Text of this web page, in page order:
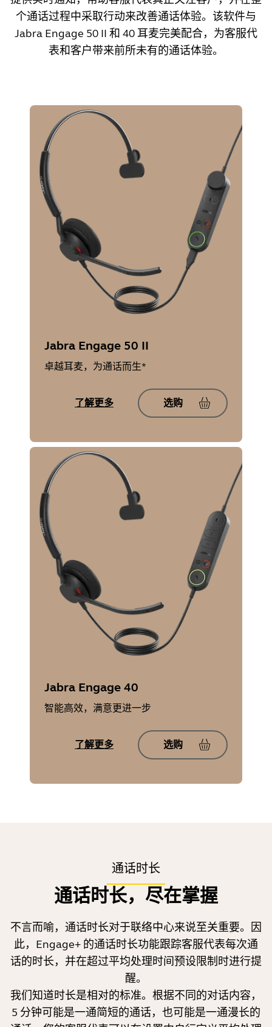
个通话过程中采取行动来改善通话体验。该软件与
Jabra Engage 50 II 和 40 耳麦完美配合，为客服代
表和客户带来前所未有的通话体验。
Jabra Engage 50 II
卓越耳麦，为通话而生*
了解更多 选购
Jabra Engage 40
智能高效，满意更进一步
了解更多 选购
通话时长
通话时长，尽在掌握
不言而喻，通话时长对于联络中心来说至关重要。因
此，Engage+ 的通话时长功能跟踪客服代表每次通
话的时长，并在超过平均处理时间预设限制时进行提
醒。
我们知道时长是相对的标准。根据不同的对话内容，
5 分钟可能是一通简短的通话，也可能是一通漫长的